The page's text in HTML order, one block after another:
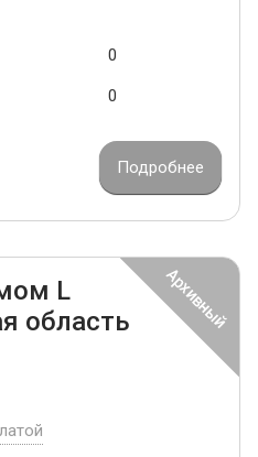
0
0
Подробнее
L
область